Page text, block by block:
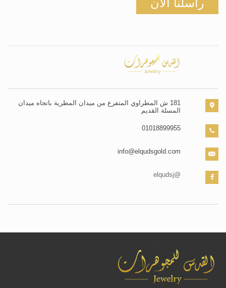
181 ش المطراوي المتفرع من ميدان المطرية باتجاه ميدان
المسلة القديم
01018899955
info@elqudsgold.com
@elqudsj